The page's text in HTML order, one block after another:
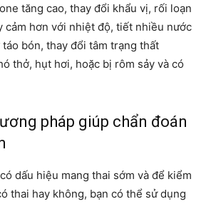
tăng cao, thay đổi khẩu vị, rối loạn
cảm hơn với nhiệt độ, tiết nhiều nước
bón, thay đổi tâm trạng thất
thở, hụt hơi, hoặc bị rôm sảy và có
pháp giúp chẩn đoán
dấu hiệu mang thai sớm và để kiểm
thai hay không, bạn có thể sử dụng